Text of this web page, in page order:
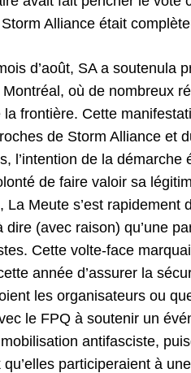
Alliance était
d’août, SA a soutenula
où de nombreux
la frontière. Cette
de Storm Alliance et
l’intention de la
de faire valoir sa
La Meute s’est
dire (avec raison) qu’une
Cette volte-face
année d’assurer la
les organisateurs ou
le FPQ à soutenir un
antifasciste,
participeraient à